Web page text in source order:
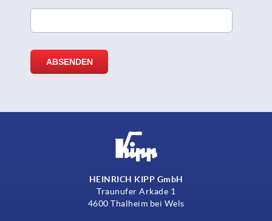
HEINRICH KIPP GmbH
Traunufer Arkade 1
4600 Thalheim bei Wels